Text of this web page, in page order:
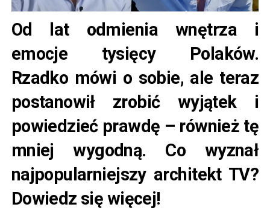
Od lat odmienia wnętrza i
emocje tysięcy Polaków.
Rzadko mówi o sobie, ale teraz
postanowił zrobić wyjątek i
powiedzieć prawdę – również tę
mniej wygodną. Co wyznał
najpopularniejszy architekt TV?
Dowiedz się więcej!